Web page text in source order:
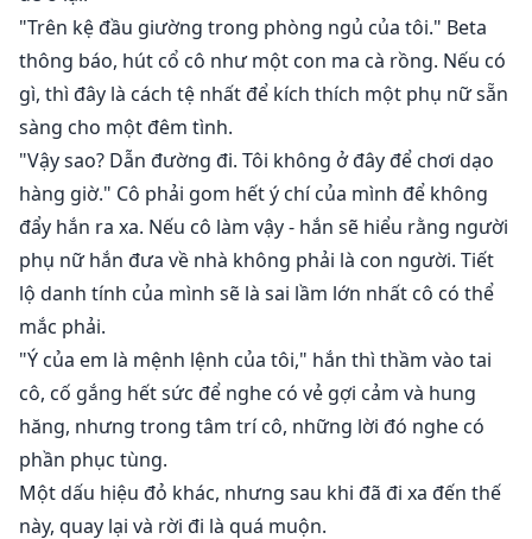
"Trên kệ đầu giường trong phòng ngủ của tôi." Beta
thông báo, hút cổ cô như một con ma cà rồng. Nếu có
gì, thì đây là cách tệ nhất để kích thích một phụ nữ sẵn
sàng cho một đêm tình.
"Vậy sao? Dẫn đường đi. Tôi không ở đây để chơi dạo
hàng giờ." Cô phải gom hết ý chí của mình để không
đẩy hắn ra xa. Nếu cô làm vậy - hắn sẽ hiểu rằng người
phụ nữ hắn đưa về nhà không phải là con người. Tiết
lộ danh tính của mình sẽ là sai lầm lớn nhất cô có thể
mắc phải.
"Ý của em là mệnh lệnh của tôi," hắn thì thầm vào tai
cô, cố gắng hết sức để nghe có vẻ gợi cảm và hung
hăng, nhưng trong tâm trí cô, những lời đó nghe có
phần phục tùng.
Một dấu hiệu đỏ khác, nhưng sau khi đã đi xa đến thế
này, quay lại và rời đi là quá muộn.